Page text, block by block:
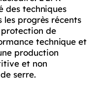
des techniques
progrès récents
de
technique et
production
et non
serre.